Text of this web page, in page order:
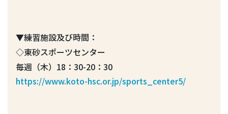
▼練習施設及び時間：
◇東砂スポーツセンター
毎週（木）18：30-20：30
https://www.koto-hsc.or.jp/sports_center5/